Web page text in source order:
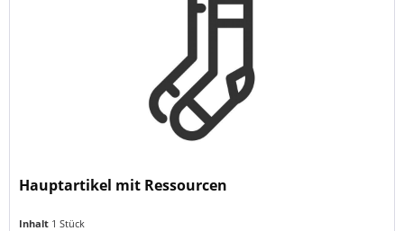
Hauptartikel mit Ressourcen
Inhalt 1 Stück